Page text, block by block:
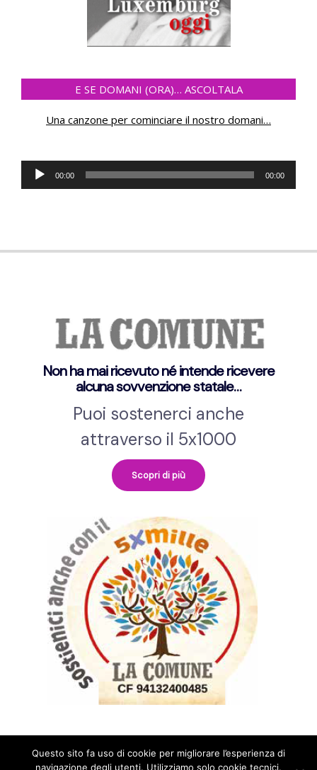
E SE DOMANI (ORA)… ASCOLTALA
Una canzone per cominciare il nostro domani…
Audio-
Player
00:00 00:00
Non ha mai ricevuto né intende ricevere
alcuna sovvenzione statale…
Puoi sostenerci anche
attraverso il 5x1000
Scopri di più
Questo sito fa uso di cookie per migliorare l’esperienza di
navigazione degli utenti. Utilizziamo solo cookie tecnici.